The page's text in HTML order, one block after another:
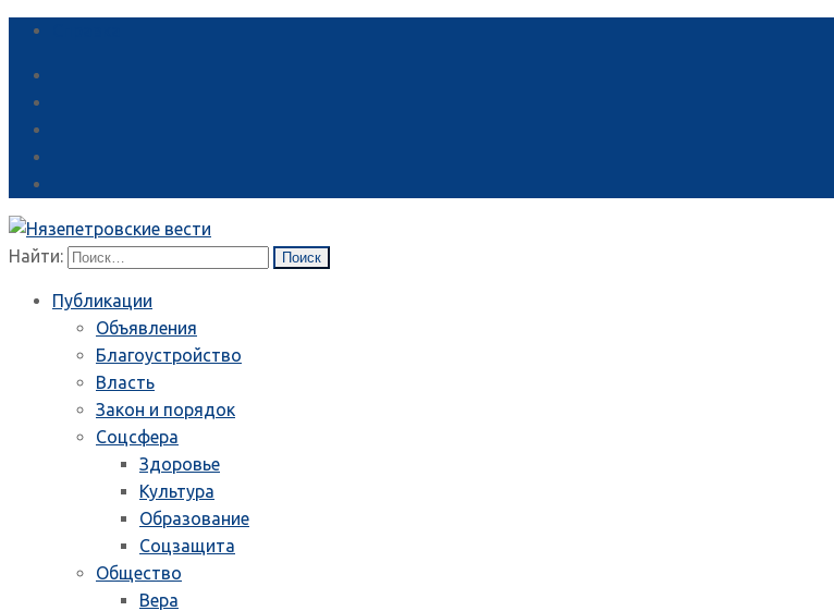
Найти:
Публикации
Объявления
Благоустройство
Власть
Закон и порядок
Соцсфера
Здоровье
Культура
Образование
Соцзащита
Общество
Вера